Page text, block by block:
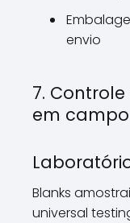
envio
7.
em campo
Blanks
universal